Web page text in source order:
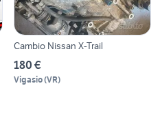
Cambio Nissan X-Trail
180 €
Vigasio(VR)